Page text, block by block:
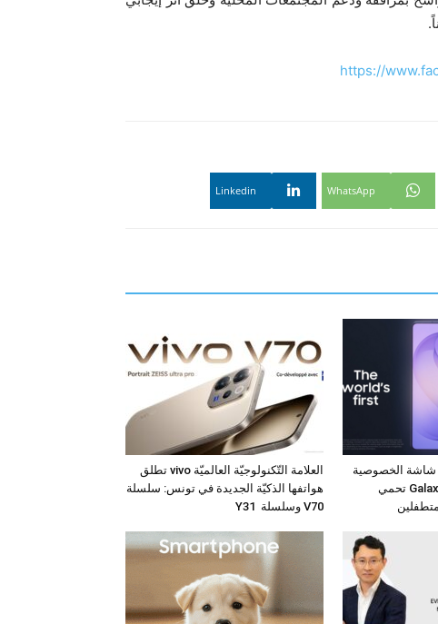
https://
WhatsApp
Linkedin
العلامة التّكنولوجيّة العالميّة vivo تطلق
هواتفها الذكيّة الجديدة في تونس: سلسلة
V70 وسلسلة Y31
شاشة الخصوصية
في جهاز Galaxy S26 Ultra تحمي